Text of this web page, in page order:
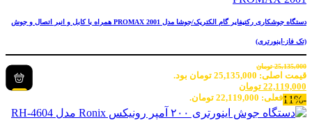
دستگاه جوشکاری رکتیفایر گام الکتریک/جوشا مدل PROMAX 2001 همراه با کابل و انبر اتصال و جوش
(تک فاز-اینورتری)
25,135,000 تومان
قیمت اصلی: 25,135,000 تومان بود.
22,119,000 تومان
قیمت فعلی: 22,119,000 تومان.-11%